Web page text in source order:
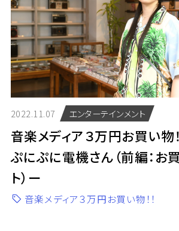
2022.11.07 エンターテインメント
音楽メディア３万円お買い物！
ぷにぷに電機さん（前編：お
ト）ー
音楽メディア３万円お買い物！！